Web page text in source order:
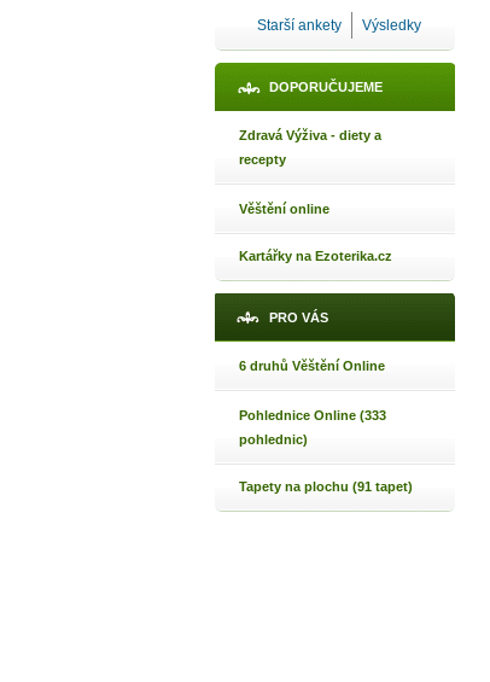
Starší ankety Výsledky
DOPORUČUJEME
Zdravá Výživa - diety a
recepty
Věštění online
Kartářky na Ezoterika.cz
PRO VÁS
6 druhů Věštění Online
Pohlednice Online (333
pohlednic)
Tapety na plochu (91 tapet)